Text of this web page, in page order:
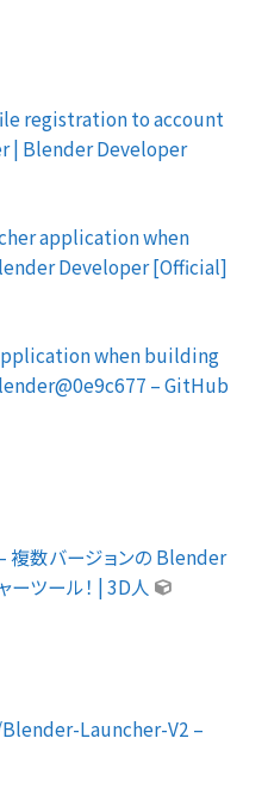
registration to account
| Blender Developer
application when
Developer [Official]
when building
– GitHub
数バージョンの Blender
ツール！ | 3D人
Launcher-V2 –